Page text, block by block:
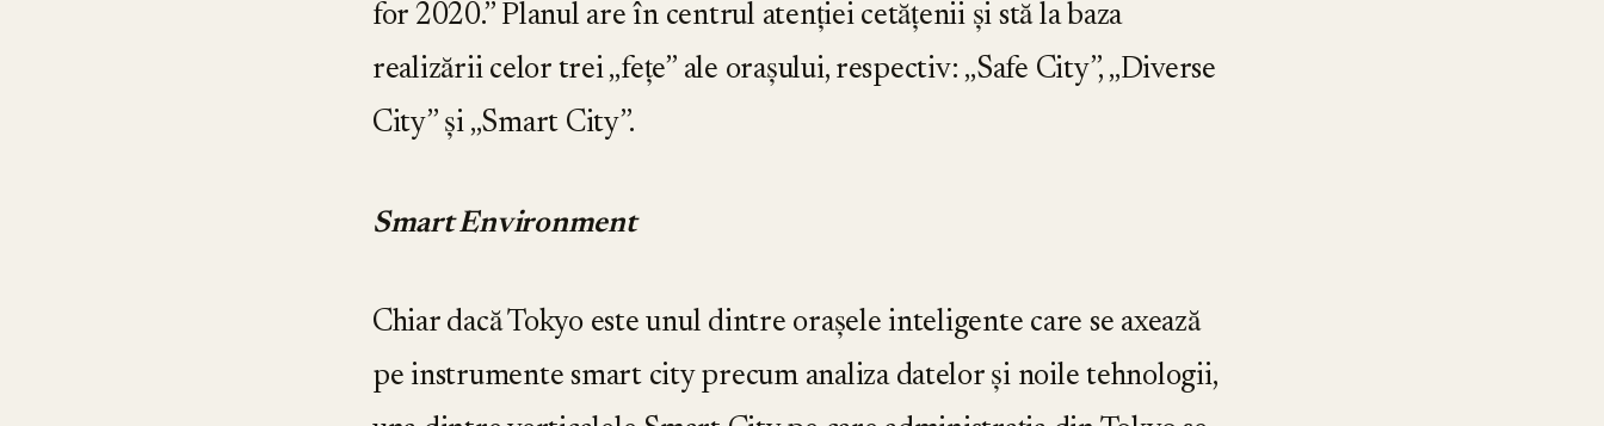
for 2020.” Planul are în centrul atenției cetățenii și stă la baza
realizării celor trei „fețe” ale orașului, respectiv: „Safe City”, „Diverse
City” și „Smart City”.
Smart Environment
Chiar dacă Tokyo este unul dintre orașele inteligente care se axează
pe instrumente smart city precum analiza datelor și noile tehnologii,